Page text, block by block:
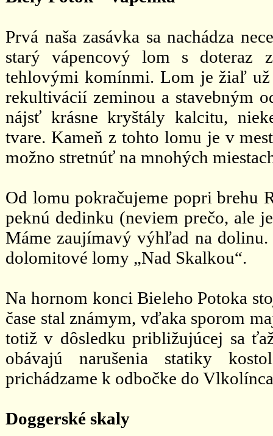
Prvá naša zasávka sa nachádza
starý vápencový lom s doteraz
tehlovými komínmi. Lom je žiaľ už
rekultivácií zeminou a stavebným
nájsť krásne kryštály kalcitu,
tvare. Kameň z tohto lomu je v
možno stretnúť na mnohých
Od lomu pokračujeme popri brehu
peknú dedinku (neviem prečo, ale
Máme zaujímavý výhľad na
dolomitové lomy „Nad Skalkou“.
Na hornom konci Bieleho Potoka
čase stal známym, vďaka sporom
totiž v dôsledku približujúcej sa
obávajú narušenia statiky
prichádzame k odbočke do
Doggerské skaly